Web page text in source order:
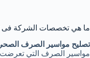
ما هي تخصصات الشركة فى
تصليح مواسير الصرف
مواسير الصرف التي